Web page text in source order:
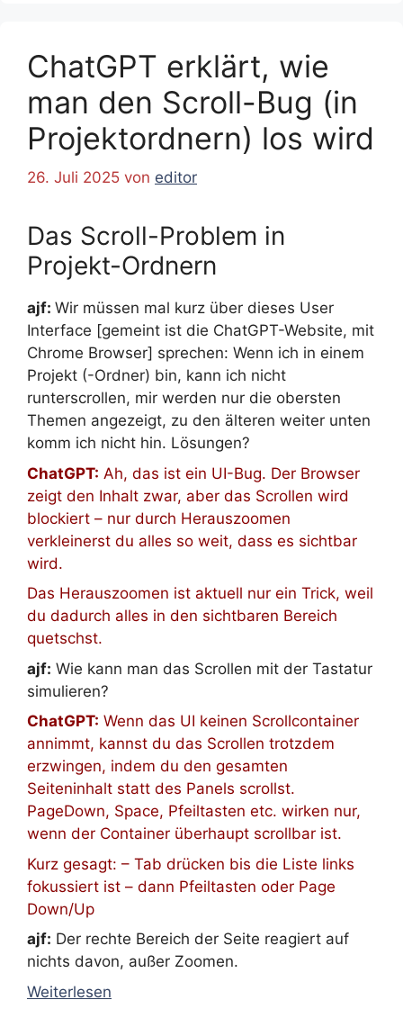
ChatGPT erklärt, wie
man den Scroll-Bug (in
Projektordnern) los wird
26. Juli 2025 von editor
Das Scroll-Problem in
Projekt-Ordnern
ajf: Wir müssen mal kurz über dieses User
Interface [gemeint ist die ChatGPT-Website, mit
Chrome Browser] sprechen: Wenn ich in einem
Projekt (-Ordner) bin, kann ich nicht
runterscrollen, mir werden nur die obersten
Themen angezeigt, zu den älteren weiter unten
komm ich nicht hin. Lösungen?
ChatGPT: Ah, das ist ein UI-Bug. Der Browser
zeigt den Inhalt zwar, aber das Scrollen wird
blockiert – nur durch Herauszoomen
verkleinerst du alles so weit, dass es sichtbar
wird.
Das Herauszoomen ist aktuell nur ein Trick, weil
du dadurch alles in den sichtbaren Bereich
quetschst.
ajf: Wie kann man das Scrollen mit der Tastatur
simulieren?
ChatGPT: Wenn das UI keinen Scrollcontainer
annimmt, kannst du das Scrollen trotzdem
erzwingen, indem du den gesamten
Seiteninhalt statt des Panels scrollst.
PageDown, Space, Pfeiltasten etc. wirken nur,
wenn der Container überhaupt scrollbar ist.
Kurz gesagt: – Tab drücken bis die Liste links
fokussiert ist – dann Pfeiltasten oder Page
Down/Up
ajf: Der rechte Bereich der Seite reagiert auf
nichts davon, außer Zoomen.
Weiterlesen